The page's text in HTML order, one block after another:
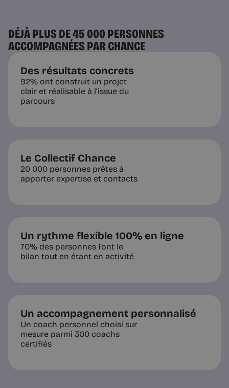
2 min
Communiqués de presse
Adeo renforce sa politique
DÉJÀ PLUS DE 45 000 PERSONNES
ACCOMPAGNÉES PAR CHANCE
Des résultats concrets
92% ont construit un projet
clair et réalisable à l’issue du
parcours
Le Collectif Chance
20 000 personnes prêtes à
apporter expertise et contacts
Un rythme flexible 100% en ligne
70% des personnes font le
bilan tout en étant en activité
Un accompagnement personnalisé
Un coach personnel choisi sur
mesure parmi 300 coachs
certifiés